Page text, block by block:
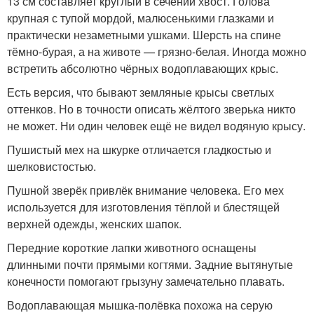
крупная с тупой мордой, малюсенькими глазками и
практически незаметными ушками. Шерсть на спине
тёмно-бурая, а на животе — грязно-белая. Иногда можно
встретить абсолютно чёрных водоплавающих крыс.
Есть версия, что бывают земляные крысы светлых
оттенков. Но в точности описать жёлтого зверька никто
не может. Ни один человек ещё не видел водяную крысу.
Пушистый мех на шкурке отличается гладкостью и
шелковистостью.
Пушной зверёк привлёк внимание человека. Его мех
используется для изготовления тёплой и блестящей
верхней одежды, женских шапок.
Передние короткие лапки животного оснащены
длинными почти прямыми когтями. Задние вытянутые
конечности помогают грызуну замечательно плавать.
Водоплавающая мышка-полёвка похожа на серую